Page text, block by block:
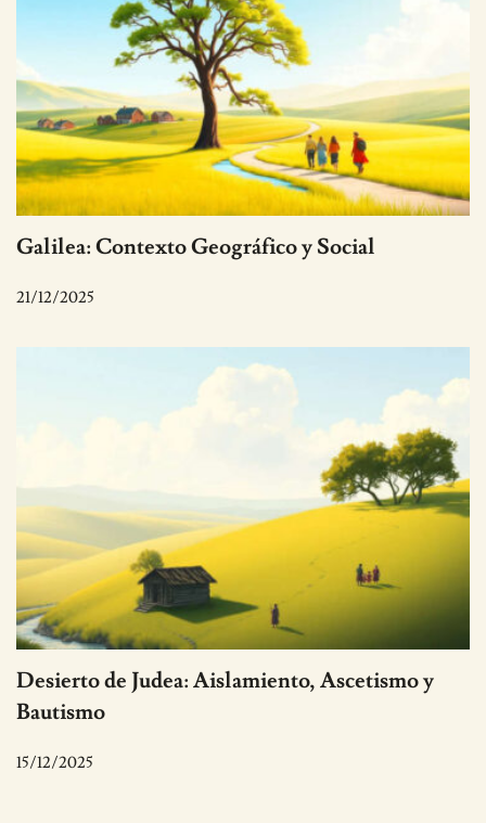
Galilea: Contexto Geográfico y Social
21/12/2025
Desierto de Judea: Aislamiento, Ascetismo y
Bautismo
15/12/2025